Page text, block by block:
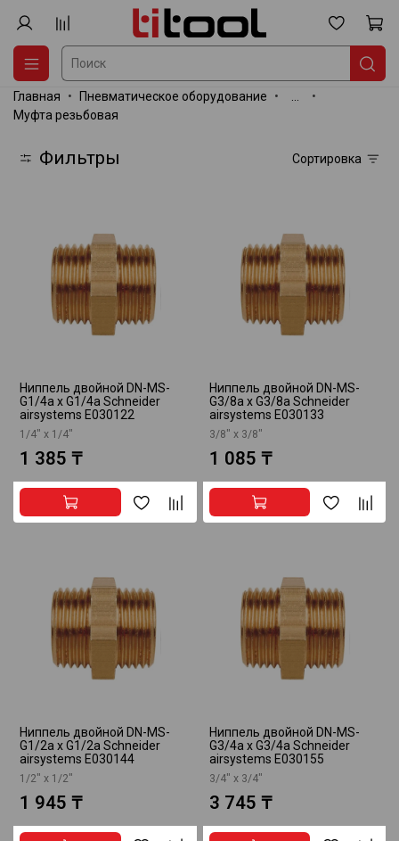
Главная Пневматическое оборудование
Муфта резьбовая
Фильтры Сортировка
Ниппель двойной DN-MS-
G1/4a x G1/4a Schneider
airsystems E030122
1/4" х 1/4"
1 385 ₸
Ниппель двойной DN-MS-
G3/8a x G3/8a Schneider
airsystems E030133
3/8" х 3/8"
1 085 ₸
Ниппель двойной DN-MS-
G1/2a x G1/2a Schneider
airsystems E030144
1/2" х 1/2"
1 945 ₸
Ниппель двойной DN-MS-
G3/4a x G3/4a Schneider
airsystems E030155
3/4" х 3/4"
3 745 ₸